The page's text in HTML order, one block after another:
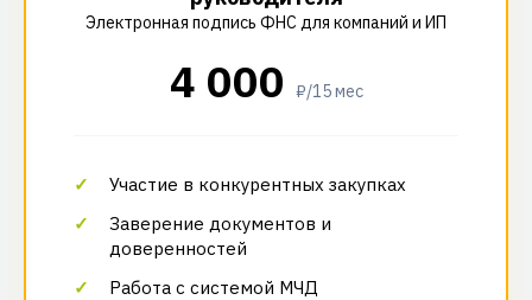
Электронная подпись ФНС для компаний и ИП
4 000 ₽/15 мес
Участие в конкурентных закупках
Заверение документов и
доверенностей
Работа с системой МЧД